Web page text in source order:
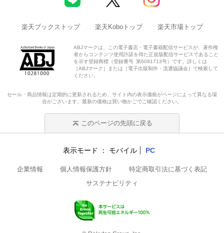
楽天ブックストップ 楽天Koboトップ 楽天市場トップ
ABJマークは、この電子書店・電子書籍配信サービスが、著作権
者からコンテンツ使用許諾を得た正規版配信サービスであること
を示す登録商標（登録番号 第6091713号）です。詳しくは
［ABJマーク］または［電子出版制作・流通協議会］で検索して
ください。
セール・商品情報は定期的に更新されるため、サイト内の表示価格がページによって異なる場
合がございます。最新の価格は買い物かごでご確認ください。
このページの先頭に戻る
表示モード モバイル PC
企業情報 個人情報保護方針
特定商取引法に基づく表記
サステナビリティ